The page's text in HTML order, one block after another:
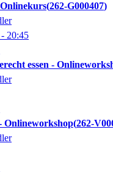
262-G000407
- 20:45
essen -
Onlineworkshop 262-